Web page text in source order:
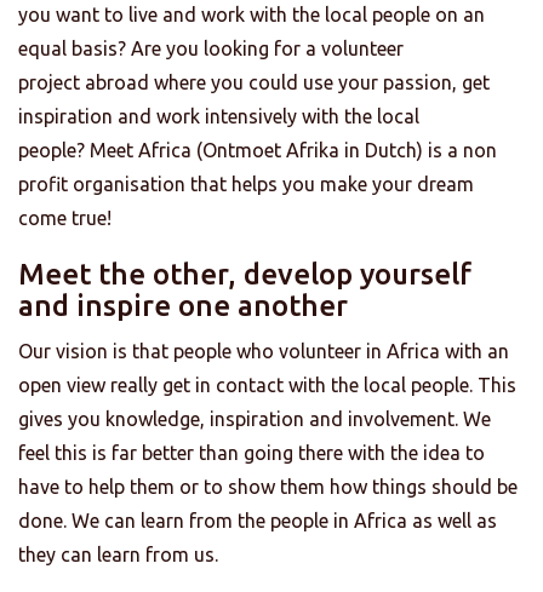
you want to live and work with the local people on an
equal basis? Are you looking for a volunteer
project abroad where you could use your passion, get
inspiration and work intensively with the local
people? Meet Africa (Ontmoet Afrika in Dutch) is a non
profit organisation that helps you make your dream
come true!
Meet the other, develop yourself
and inspire one another
Our vision is that people who volunteer in Africa with an
open view really get in contact with the local people. This
gives you knowledge, inspiration and involvement. We
feel this is far better than going there with the idea to
have to help them or to show them how things should be
done. We can learn from the people in Africa as well as
they can learn from us.